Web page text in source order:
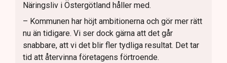
Näringsliv i Östergötland håller med.
– Kommunen har höjt ambitionerna och gör mer rätt
nu än tidigare. Vi ser dock gärna att det går
snabbare, att vi det blir fler tydliga resultat. Det tar
tid att återvinna företagens förtroende.